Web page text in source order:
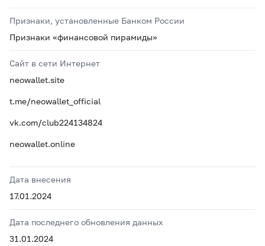
Признаки, установленные Банком России
Признаки «финансовой пирамиды»
Сайт в сети Интернет
neowallet.site
t.me/neowallet_official
vk.com/club224134824
neowallet.online
Дата внесения
17.01.2024
Дата последнего обновления данных
31.01.2024